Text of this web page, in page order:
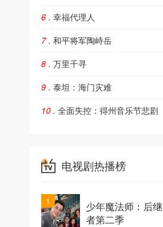
6 . 幸福代理人
7 . 和平将军陶峙岳
8 . 万里千寻
9 . 泰坦：海门灾难
10 . 全面失控：得州音乐节悲剧
电视剧热播榜
1
少年魔法师：后继
者第二季